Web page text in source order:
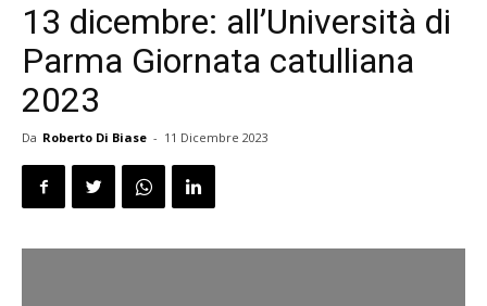
13 dicembre: all’Università di
Parma Giornata catulliana
2023
Da Roberto Di Biase - 11 Dicembre 2023